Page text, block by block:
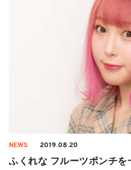
NEWS 2019.08.20
ふくれな フルーツポンチ